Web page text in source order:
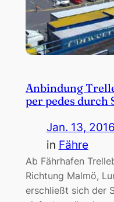
Anbindung
per pedes durch
Jan. 13, 2016
in Fähre
Ab Fährhafen
Richtung Malmö,
erschließt sich der